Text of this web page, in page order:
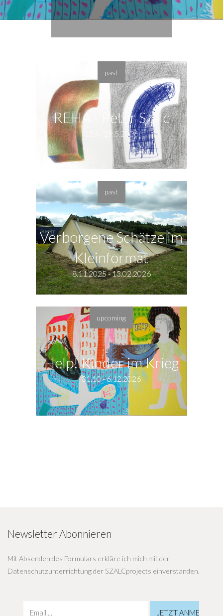
past
REHA - Peter Szalc
12.4.- 29.5.2026
past
Verborgene Schätze im
Kleinformat
8.11.2025 - 13.02.2026
upcoming
Help! Kinder im Krieg
31.10 - 6.12.2026
Newsletter Abonnieren
Mit Absenden des Formulars erkläre ich mich mit der
Datenschutzunterrichtung der SZALCprojects einverstanden.